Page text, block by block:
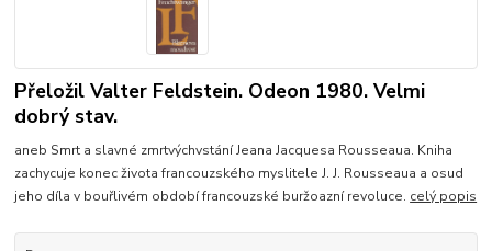
Přeložil Valter Feldstein. Odeon 1980. Velmi
dobrý stav.
aneb Smrt a slavné zmrtvýchvstání Jeana Jacquesa Rousseaua. Kniha
zachycuje konec života francouzského myslitele J. J. Rousseaua a osud
jeho díla v bouřlivém období francouzské buržoazní revoluce. celý popis